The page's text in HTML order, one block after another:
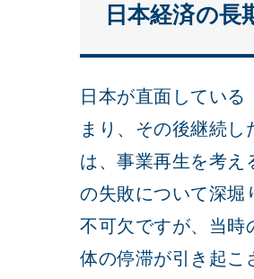
日本経済の長
日本が直面している
まり、その後継続
は、事業再生を考え
の失敗について深堀
不可欠ですが、当時
体の停滞が引き起こ